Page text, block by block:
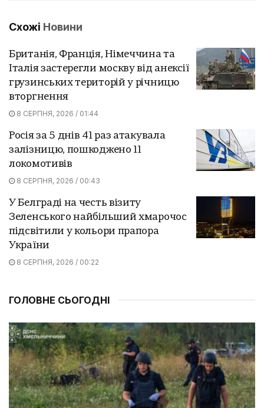
Схожі Новини
Британія, Франція, Німеччина та
Італія застерегли москву від анексії
грузинських територій у річницю
вторгнення
8 СЕРПНЯ, 2026 / 01:44
Росія за 5 днів 41 раз атакувала
залізницю, пошкоджено 11
локомотивів
8 СЕРПНЯ, 2026 / 00:43
У Белграді на честь візиту
Зеленського найбільший хмарочос
підсвітили у кольори прапора
України
8 СЕРПНЯ, 2026 / 00:22
ГОЛОВНЕ СЬОГОДНІ